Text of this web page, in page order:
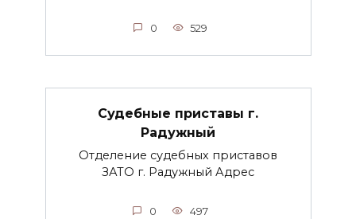
0 529
Судебные приставы г.
Радужный
Отделение судебных приставов
ЗАТО г. Радужный Адрес
0 497